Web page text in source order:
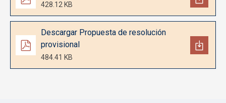
428.12 KB
Documento
Descargar Propuesta de resolución
provisional
484.41 KB